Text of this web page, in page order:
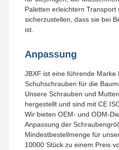
Paletten erleichtern Transport
sicherzustellen, dass sie bei
ist.
Anpassung
JBXF ist eine führende Marke
Schuhschrauben für die
Unsere Schrauben und
hergestellt und sind mit CE
Wir bieten OEM- und ODM-
Anpassung der
Mindestbestellmenge für
10000 Stück zu einem Preis